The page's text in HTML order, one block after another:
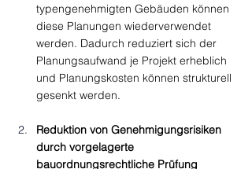
typengenehmigten Gebäuden können
diese Planungen wiederverwendet
werden. Dadurch reduziert sich der
Planungsaufwand je Projekt erheblich
und Planungskosten können strukturell
gesenkt werden.
Reduktion von Genehmigungsrisiken
durch vorgelagerte
bauordnungsrechtliche Prüfung